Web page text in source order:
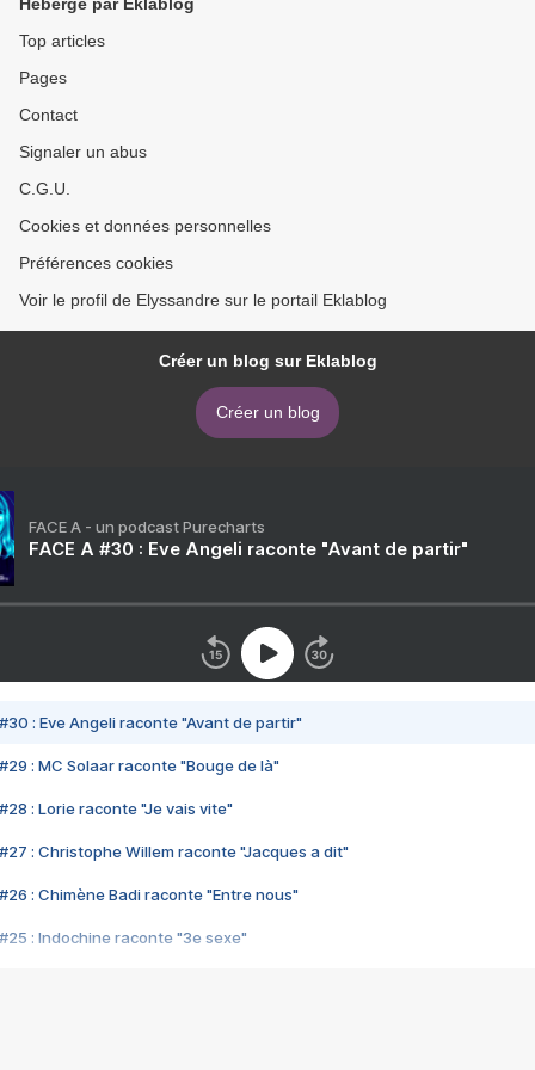
Top articles
Pages
Contact
Signaler un abus
C.G.U.
Cookies et données personnelles
Préférences cookies
Voir le profil de Elyssandre sur le portail Eklablog
Créer un blog sur Eklablog
Créer un blog
FACE A - un podcast Purecharts
FACE A #30 : Eve Angeli raconte "Avant de partir"
#30 : Eve Angeli raconte "Avant de partir"
#29 : MC Solaar raconte "Bouge de là"
#28 : Lorie raconte "Je vais vite"
#27 : Christophe Willem raconte "Jacques a dit"
#26 : Chimène Badi raconte "Entre nous"
#25 : Indochine raconte "3e sexe"